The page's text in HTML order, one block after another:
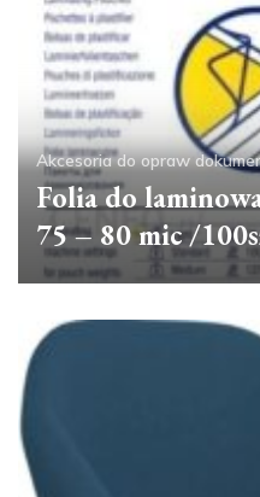
Akcesoria do opraw
Folia do
75 – 80 mic /